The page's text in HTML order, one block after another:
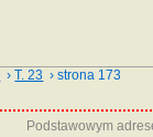
›T. 23 › strona 173
Podstawowym